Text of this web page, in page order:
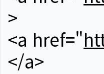
>
<a href="
</a>